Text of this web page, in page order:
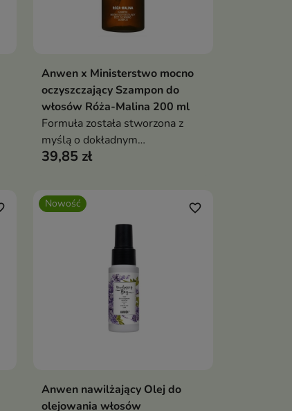
Dodaj do koszyka
Anwen x Ministerstwo mocno
oczyszczający Szampon do
włosów Róża-Malina 200 ml
Formuła została stworzona z
myślą o dokładnym
oczyszczaniu, które pomaga
39,85 zł
Nowość
Dodaj do koszyka
favorite_border
Anwen nawilżający Olej do
olejowania włosów